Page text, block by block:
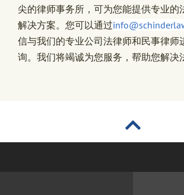
尖的律师事务所，可为您能提供专业的
解决方案。您可以通过
信与我们的专业公司法律师和民事律师
询。我们将竭诚为您服务，帮助您解决